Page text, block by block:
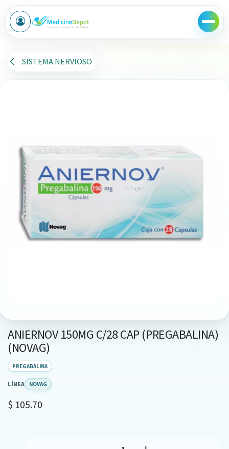
Ir al contenido
SISTEMA NERVIOSO
ANIERNOV 150MG C/28 CAP (PREGABALINA)
(NOVAG)
PREGABALINA
LÍNEA NOVAG
$ 105.70